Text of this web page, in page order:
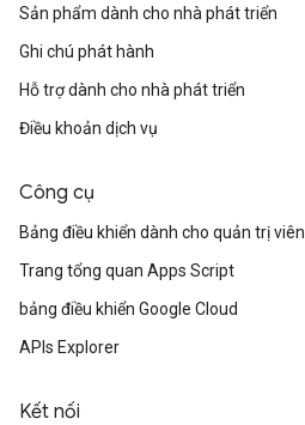
Sản phẩm dành cho nhà phát triển
Ghi chú phát hành
Hỗ trợ dành cho nhà phát triển
Điều khoản dịch vụ
Công cụ
Bảng điều khiển dành cho quản trị viên
Trang tổng quan Apps Script
bảng điều khiển Google Cloud
APIs Explorer
Kết nối